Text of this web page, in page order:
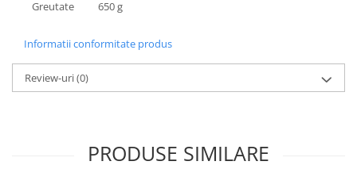
aparat de calcat vertical
Aparate de scame
Statii de calcat
Aparate de tuns
Greutate
650 g
Informatii conformitate produs
Review-uri(0)
PRODUSE SIMILARE